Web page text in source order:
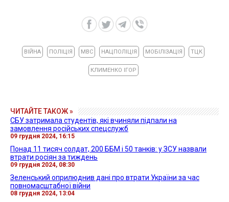
ВІЙНА ПОЛІЦІЯ МВС НАЦПОЛІЦІЯ МОБІЛІЗАЦІЯ ТЦК
КЛИМЕНКО ІГОР
ЧИТАЙТЕ ТАКОЖ »
СБУ затримала студентів, які вчиняли підпали на
замовлення російських спецслужб
09 грудня 2024, 16:15
Понад 11 тисяч солдат, 200 ББМ і 50 танків: у ЗСУ назвали
втрати росіян за тиждень
09 грудня 2024, 08:30
Зеленський оприлюднив дані про втрати України за час
повномасштабної війни
08 грудня 2024, 13:04